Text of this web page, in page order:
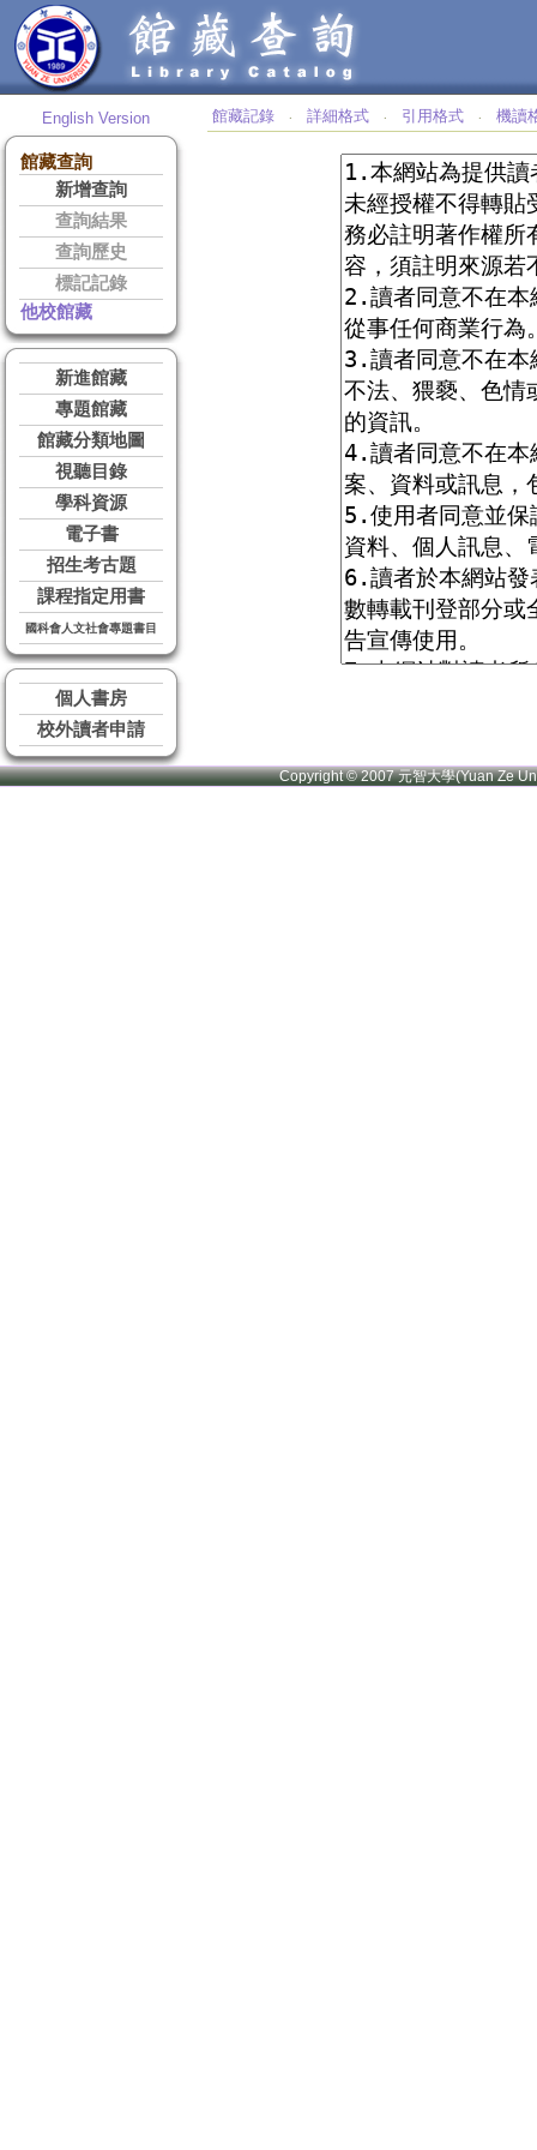
English Version
館藏查詢
新增查詢
查詢結果
查詢歷史
標記記錄
他校館藏
新進館藏
專題館藏
館藏分類地圖
視聽目錄
學科資源
電子書
招生考古題
課程指定用書
國科會人文社會專題書目
個人書房
校外讀者申請
館藏記錄 ‧ 詳細格式 ‧ 引用格式 ‧ 機讀
Copyright © 2007 元智大學(Yuan Ze